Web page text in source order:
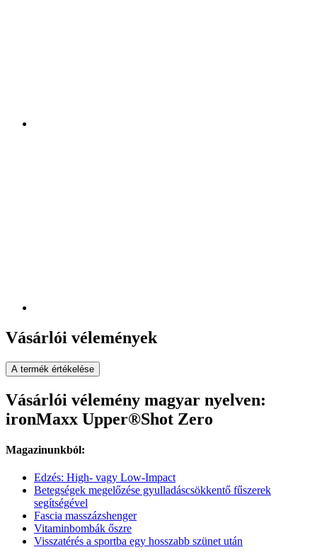
Vásárlói vélemények
A termék értékelése
Vásárlói vélemény magyar nyelven:
ironMaxx Upper®Shot Zero
Magazinunkból:
Edzés: High- vagy Low-Impact
Betegségek megelőzése gyulladáscsökkentő fűszerek
segítségével
Fascia masszázshenger
Vitaminbombák őszre
Visszatérés a sportba egy hosszabb szünet után